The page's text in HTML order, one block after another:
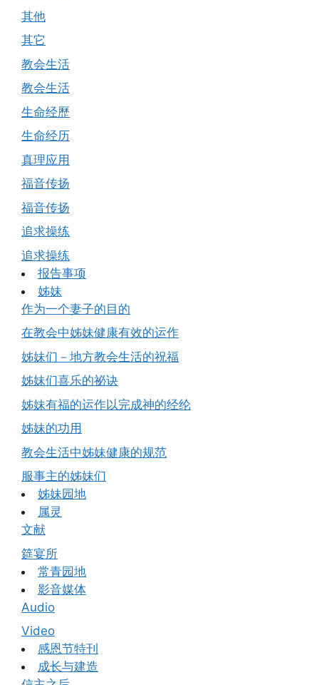
其他
其它
教会生活
教会生活
生命经歷
生命经历
真理应用
福音传扬
福音传扬
追求操练
追求操练
报告事项
姊妹
作为一个妻子的目的
在教会中姊妹健康有效的运作
姊妹们－地方教会生活的祝福
姊妹们喜乐的祕诀
姊妹有福的运作以完成神的经纶
姊妹的功用
教会生活中姊妹健康的规范
服事主的姊妹们
姊妹园地
属灵
文献
筵宴所
常青园地
影音媒体
Audio
Video
感恩节特刊
成长与建造